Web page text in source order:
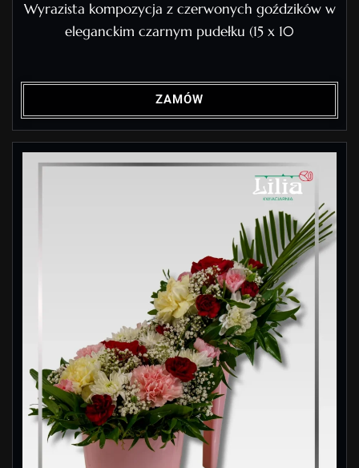
Wyrazista kompozycja z czerwonych goździków w
eleganckim czarnym pudełku (15 x 10
ZAMÓW